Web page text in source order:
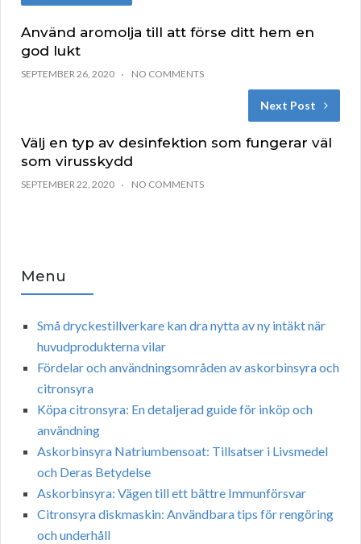
Använd aromolja till att förse ditt hem en
god lukt
SEPTEMBER 26, 2020 NO COMMENTS
Next Post
Välj en typ av desinfektion som fungerar väl
som virusskydd
SEPTEMBER 22, 2020 NO COMMENTS
Menu
Små dryckestillverkare kan dra nytta av ny intäkt när
huvudprodukterna vilar
Fördelar och användningsområden av askorbinsyra och
citronsyra
Köpa citronsyra: En detaljerad guide för inköp och
användning
Askorbinsyra Natriumbensoat: Tillsatser i Livsmedel
och Deras Betydelse
Askorbinsyra: Vägen till ett bättre Immunförsvar
Citronsyra diskmaskin: Användbara tips för rengöring
och underhåll